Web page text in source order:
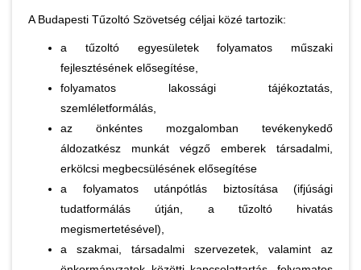
A Budapesti Tűzoltó Szövetség céljai közé tartozik:
a tűzoltó egyesületek folyamatos műszaki
fejlesztésének elősegítése,
folyamatos lakossági tájékoztatás,
szemléletformálás,
az önkéntes mozgalomban tevékenykedő
áldozatkész munkát végző emberek társadalmi,
erkölcsi megbecsülésének elősegítése
a folyamatos utánpótlás biztosítása (ifjúsági
tudatformálás útján, a tűzoltó hivatás
megismertetésével),
a szakmai, társadalmi szervezetek, valamint az